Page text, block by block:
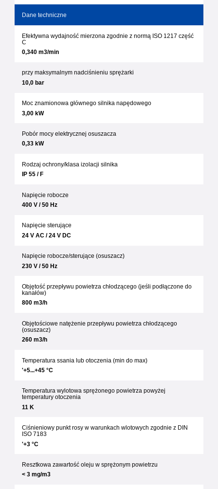
Dane techniczne
Efektywna wydajność mierzona zgodnie z normą ISO 1217 część
C
0,340 m3/min
przy maksymalnym nadciśnieniu sprężarki
10,0 bar
Moc znamionowa głównego silnika napędowego
3,00 kW
Pobór mocy elektrycznej osuszacza
0,33 kW
Rodzaj ochrony/klasa izolacji silnika
IP 55 / F
Napięcie robocze
400 V / 50 Hz
Napięcie sterujące
24 V AC / 24 V DC
Napięcie robocze/sterujące (osuszacz)
230 V / 50 Hz
Objętość przepływu powietrza chłodzącego (jeśli podłączone do
kanałów)
800 m3/h
Objętościowe natężenie przepływu powietrza chłodzącego
(osuszacz)
260 m3/h
Temperatura ssania lub otoczenia (min do max)
'+5...+45 °C
Temperatura wylotowa sprężonego powietrza powyżej
temperatury otoczenia
11 K
Ciśnieniowy punkt rosy w warunkach wlotowych zgodnie z DIN
ISO 7183
'+3 °C
Resztkowa zawartość oleju w sprężonym powietrzu
< 3 mg/m3